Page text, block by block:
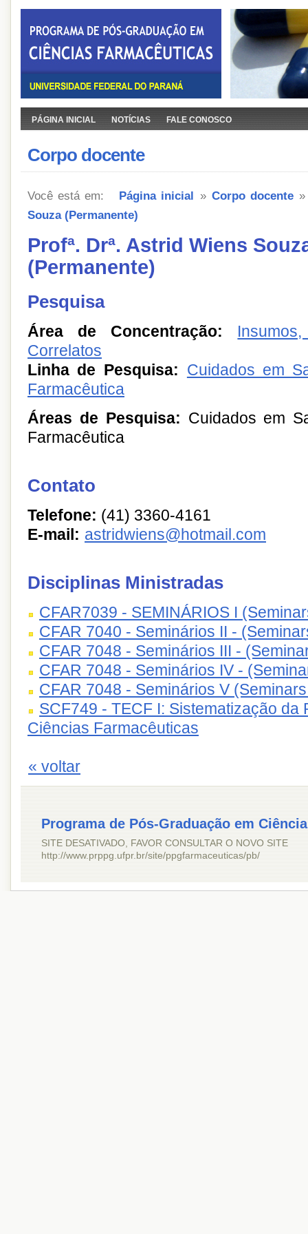
PÁGINA INICIAL NOTÍCIAS FALE CONOSCO
Corpo docente
Você está em: Página inicial » Corpo docente
Souza (Permanente)
Profª. Drª. Astrid Wiens
(Permanente)
Pesquisa
Área de Concentração:
Correlatos
Linha de Pesquisa: Cuidados em
Farmacêutica
Áreas de Pesquisa: Cuidados em
Farmacêutica
Contato
Telefone: (41) 3360-4161
E-mail: astridwiens@hotmail.com
Disciplinas Ministradas
CFAR7039 - SEMINÁRIOS I
CFAR 7040 - Seminários II -
CFAR 7048 - Seminários III -
CFAR 7048 - Seminários IV -
CFAR 7048 - Seminários V
SCF749 - TECF I: Sistematização da
Ciências Farmacêuticas
« voltar
Programa de Pós-Graduação em
SITE DESATIVADO, FAVOR CONSULTAR O NOVO SITE
http://www.prppg.ufpr.br/site/ppgfarmaceuticas/pb/